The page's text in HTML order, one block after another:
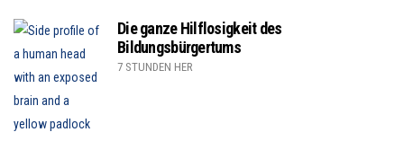
Die ganze Hilflosigkeit des
Bildungsbürgertums
7 STUNDEN HER